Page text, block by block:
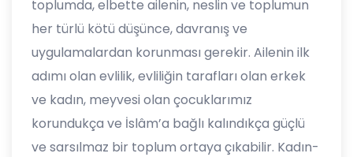
toplumda, elbette ailenin, neslin ve toplumun
her türlü kötü düşünce, davranış ve
uygulamalardan korunması gerekir. Ailenin ilk
adımı olan evlilik, evliliğin tarafları olan erkek
ve kadın, meyvesi olan çocuklarımız
korundukça ve İslâm’a bağlı kalındıkça güçlü
ve sarsılmaz bir toplum ortaya çıkabilir. Kadın-